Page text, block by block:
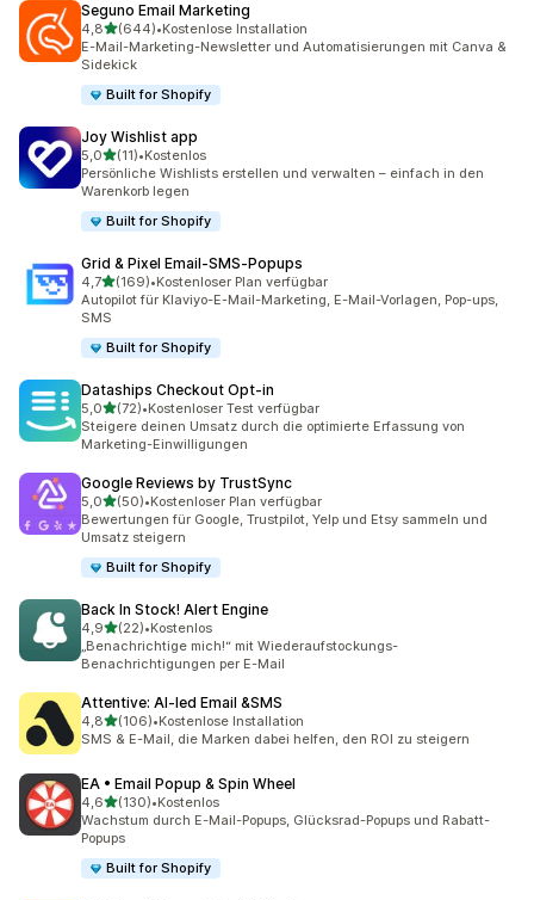
Seguno Email Marketing
4,8von 5 Sternen
(644)
644 Rezensionen insgesamt
•Kostenlose Installation
E-Mail-Marketing-Newsletter und Automatisierungen mit Canva &
Sidekick
Built for Shopify
Joy Wishlist app
5,0von 5 Sternen
(11)
11 Rezensionen insgesamt
•Kostenlos
Persönliche Wishlists erstellen und verwalten – einfach in den
Warenkorb legen
Built for Shopify
Grid & Pixel Email‑SMS‑Popups
4,7von 5 Sternen
(169)
169 Rezensionen insgesamt
•Kostenloser Plan verfügbar
Autopilot für Klaviyo-E-Mail-Marketing, E-Mail-Vorlagen, Pop-ups,
SMS
Built for Shopify
Dataships Checkout Opt‑in
5,0von 5 Sternen
(72)
72 Rezensionen insgesamt
•Kostenloser Test verfügbar
Steigere deinen Umsatz durch die optimierte Erfassung von
Marketing-Einwilligungen
Google Reviews by TrustSync
5,0von 5 Sternen
(50)
50 Rezensionen insgesamt
•Kostenloser Plan verfügbar
Bewertungen für Google, Trustpilot, Yelp und Etsy sammeln und
Umsatz steigern
Built for Shopify
Back In Stock! Alert Engine
4,9von 5 Sternen
(22)
22 Rezensionen insgesamt
•Kostenlos
„Benachrichtige mich!“ mit Wiederaufstockungs-
Benachrichtigungen per E-Mail
Attentive: AI‑led Email &SMS
4,8von 5 Sternen
(106)
106 Rezensionen insgesamt
•Kostenlose Installation
SMS & E-Mail, die Marken dabei helfen, den ROI zu steigern
EA • Email Popup & Spin Wheel
4,6von 5 Sternen
(130)
130 Rezensionen insgesamt
•Kostenlos
Wachstum durch E-Mail-Popups, Glücksrad-Popups und Rabatt-
Popups
Built for Shopify